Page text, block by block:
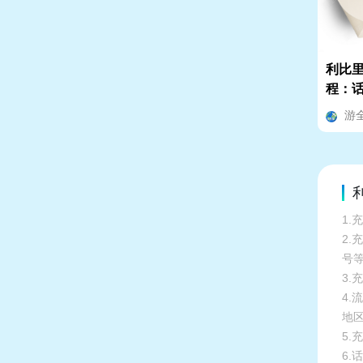
利比
程：
套餐
游
1.
2.
号
3.
4.
地
5.
6.